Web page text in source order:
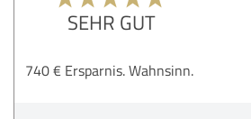
SEHR GUT
740 € Ersparnis. Wahnsinn.